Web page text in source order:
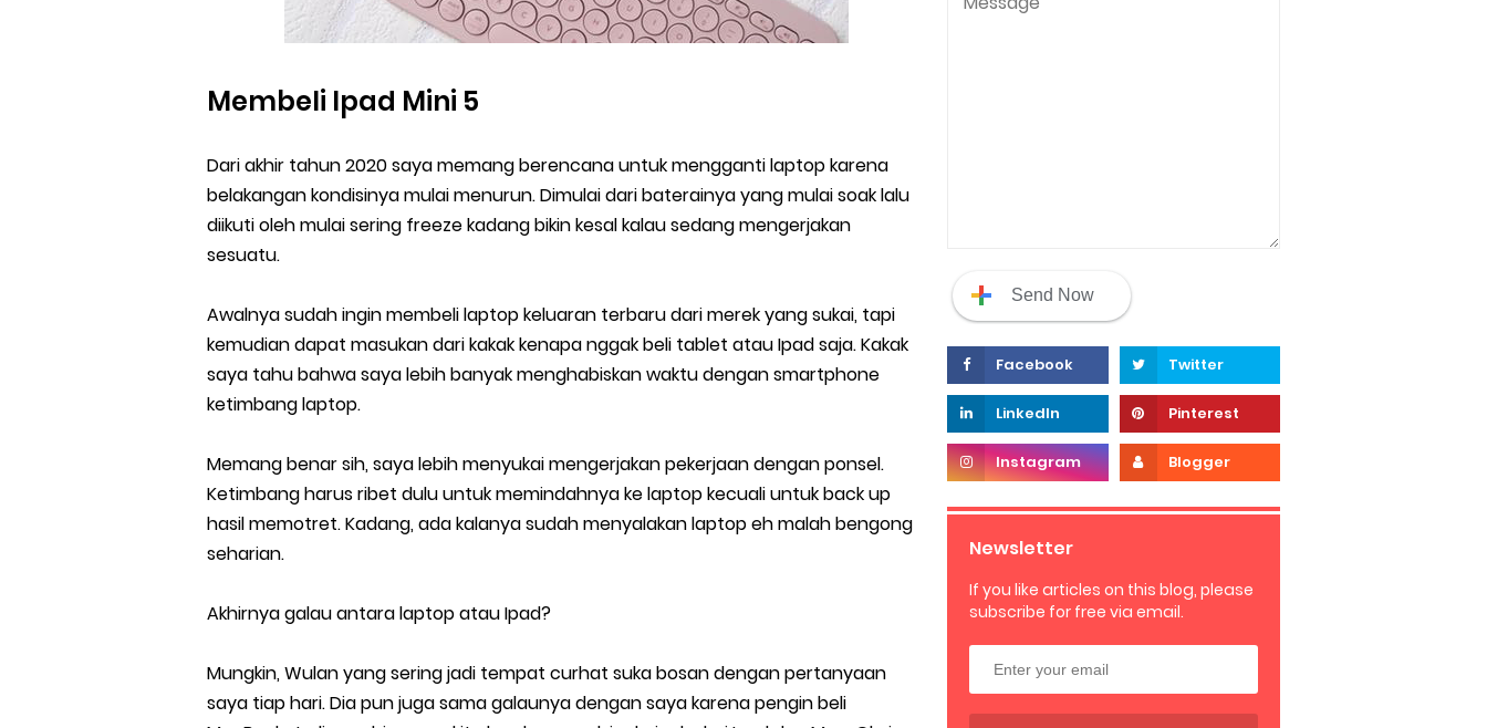
Membeli Ipad Mini 5
Dari akhir tahun 2020 saya memang berencana untuk mengganti laptop karena
belakangan kondisinya mulai menurun. Dimulai dari baterainya yang mulai soak lalu
diikuti oleh mulai sering freeze kadang bikin kesal kalau sedang mengerjakan
sesuatu.
Awalnya sudah ingin membeli laptop keluaran terbaru dari merek yang sukai, tapi
kemudian dapat masukan dari kakak kenapa nggak beli tablet atau Ipad saja. Kakak
saya tahu bahwa saya lebih banyak menghabiskan waktu dengan smartphone
ketimbang laptop.
Memang benar sih, saya lebih menyukai mengerjakan pekerjaan dengan ponsel.
Ketimbang harus ribet dulu untuk memindahnya ke laptop kecuali untuk back up
hasil memotret. Kadang, ada kalanya sudah menyalakan laptop eh malah bengong
seharian.
Akhirnya galau antara laptop atau Ipad?
Mungkin, Wulan yang sering jadi tempat curhat suka bosan dengan pertanyaan
saya tiap hari. Dia pun juga sama galaunya dengan saya karena pengin beli
Newsletter
If you like articles on this blog, please
subscribe for free via email.